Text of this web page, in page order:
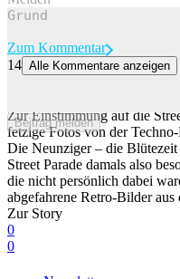
Beitrag melden
Zum Kommentar
14 Alle Kommentare anzeigen
Zur Einstimmung auf die
fetzige Fotos von der
Die Neunziger – die
Street Parade damals also
die nicht persönlich dabei
abgefahrene Retro-Bilder aus
Zur Story
0
0